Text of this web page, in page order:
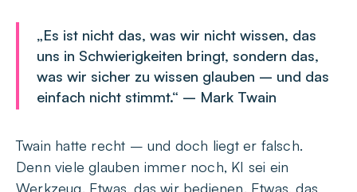
„Es ist nicht das, was wir nicht wissen, das
uns in Schwierigkeiten bringt, sondern das,
was wir sicher zu wissen glauben – und das
einfach nicht stimmt.“ – Mark Twain
Twain hatte recht – und doch liegt er falsch.
Denn viele glauben immer noch, KI sei ein
Werkzeug. Etwas, das wir bedienen. Etwas, das